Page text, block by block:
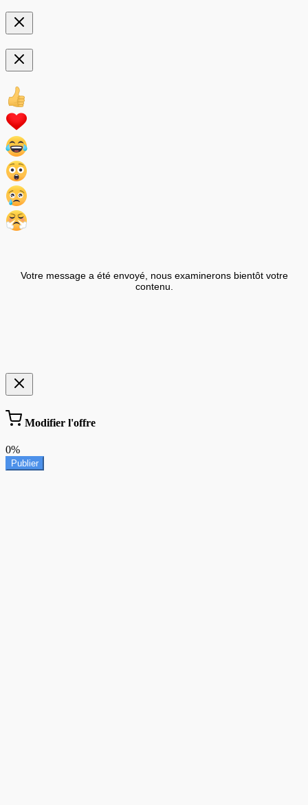
Votre message a été envoyé, nous examinerons bientôt votre
contenu.
Modifier l'offre
0%
Publier